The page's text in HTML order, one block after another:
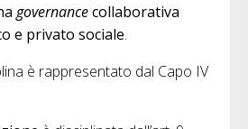
governancecollaborativa
e privato sociale.
è rappresentato dal Capo IV